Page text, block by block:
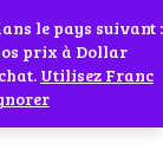
en facepar WhatsApp au
le pays suivant :
prix à Dollar
Utilisez Franc